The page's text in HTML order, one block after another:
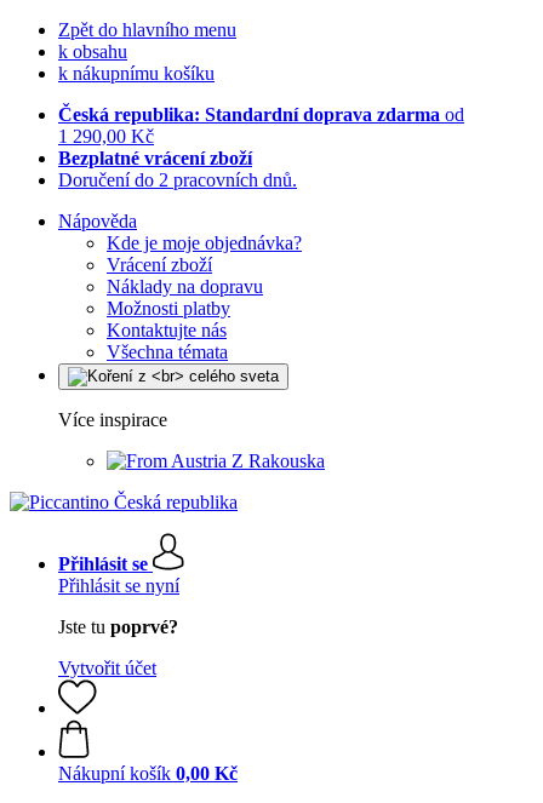
Zpět do hlavního menu
k obsahu
k nákupnímu košíku
Česká republika: Standardní doprava zdarma od
1 290,00 Kč
Bezplatné vrácení zboží
Doručení do 2 pracovních dnů.
Nápověda
Kde je moje objednávka?
Vrácení zboží
Náklady na dopravu
Možnosti platby
Kontaktujte nás
Všechna témata
Více inspirace
Z Rakouska
Přihlásit se
Přihlásit se nyní
Jste tu poprvé?
Vytvořit účet
Nákupní košík 0,00 Kč